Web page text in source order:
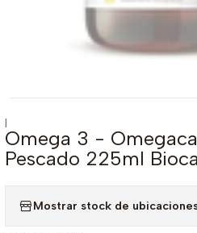
|
Omega 3 -
Pescado 225ml
Mostrar stock de